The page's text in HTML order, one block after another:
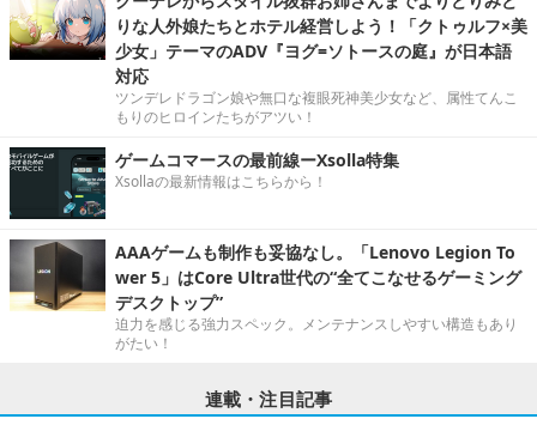
りな人外娘たちとホテル経営しよう！「クトゥルフ×美
少女」テーマのADV『ヨグ=ソトースの庭』が日本語
対応
ツンデレドラゴン娘や無口な複眼死神美少女など、属性てんこ
もりのヒロインたちがアツい！
ゲームコマースの最前線ーXsolla特集
Xsollaの最新情報はこちらから！
AAAゲームも制作も妥協なし。「Lenovo Legion To
wer 5」はCore Ultra世代の“全てこなせるゲーミング
デスクトップ”
迫力を感じる強力スペック。メンテナンスしやすい構造もあり
がたい！
連載・注目記事